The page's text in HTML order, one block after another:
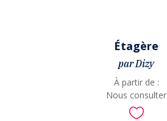
Étagère
par Dizy
À partir de :
Nous consulter
